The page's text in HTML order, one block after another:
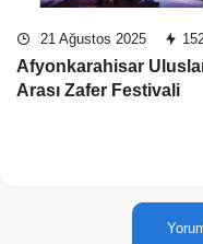
21 Ağustos 2025
Afyonkarahisar
Arası Zafer Festivali